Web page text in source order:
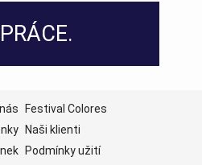
Festival Colores
Naši klienti
Podmínky užití